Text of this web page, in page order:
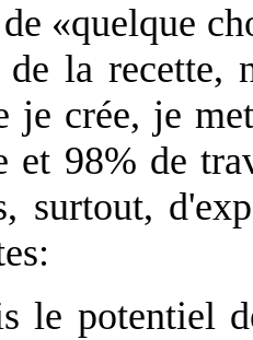
«quelque
de la recette,
je crée, je
et 98% de
surtout,
le potentiel